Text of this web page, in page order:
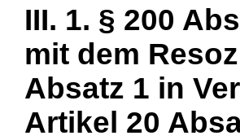
III. 1. § 200
mit dem
Absatz 1 in
Artikel 20